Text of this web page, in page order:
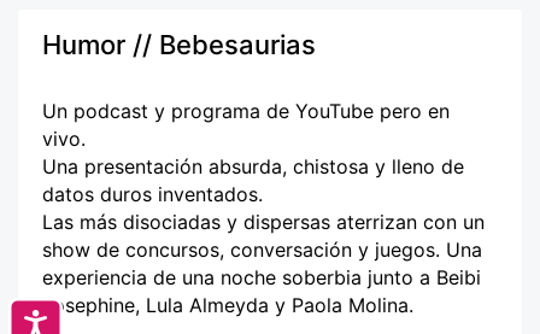
Accesibilidad
Humor // Bebesaurias
Un podcast y programa de YouTube pero en
vivo.
Una presentación absurda, chistosa y lleno de
datos duros inventados.
Las más disociadas y dispersas aterrizan con un
show de concursos, conversación y juegos. Una
experiencia de una noche soberbia junto a Beibi
Josephine, Lula Almeyda y Paola Molina.